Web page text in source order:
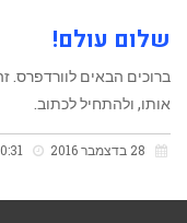
שלום עולם!
ברוכים הבאים לוורדפרס.
אותו, ולהתחיל לכתוב.